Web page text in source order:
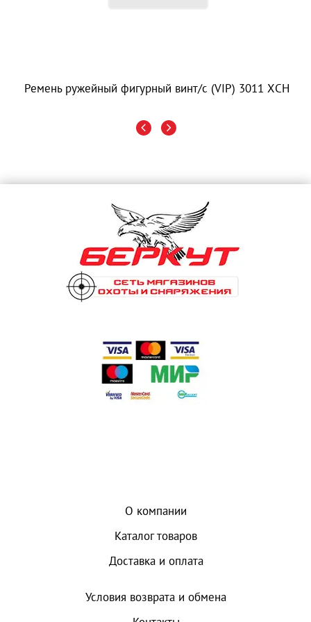
Ремень ружейный фигурный винт/с (VIP) 3011 ХСН
О компании
Каталог товаров
Доставка и оплата
Условия возврата и обмена